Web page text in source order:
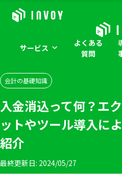
サービス
よくある
質問
会計の基礎知識
入金消込って何？エ
ットやツール導入に
紹介
最終更新日: 2024/05/27